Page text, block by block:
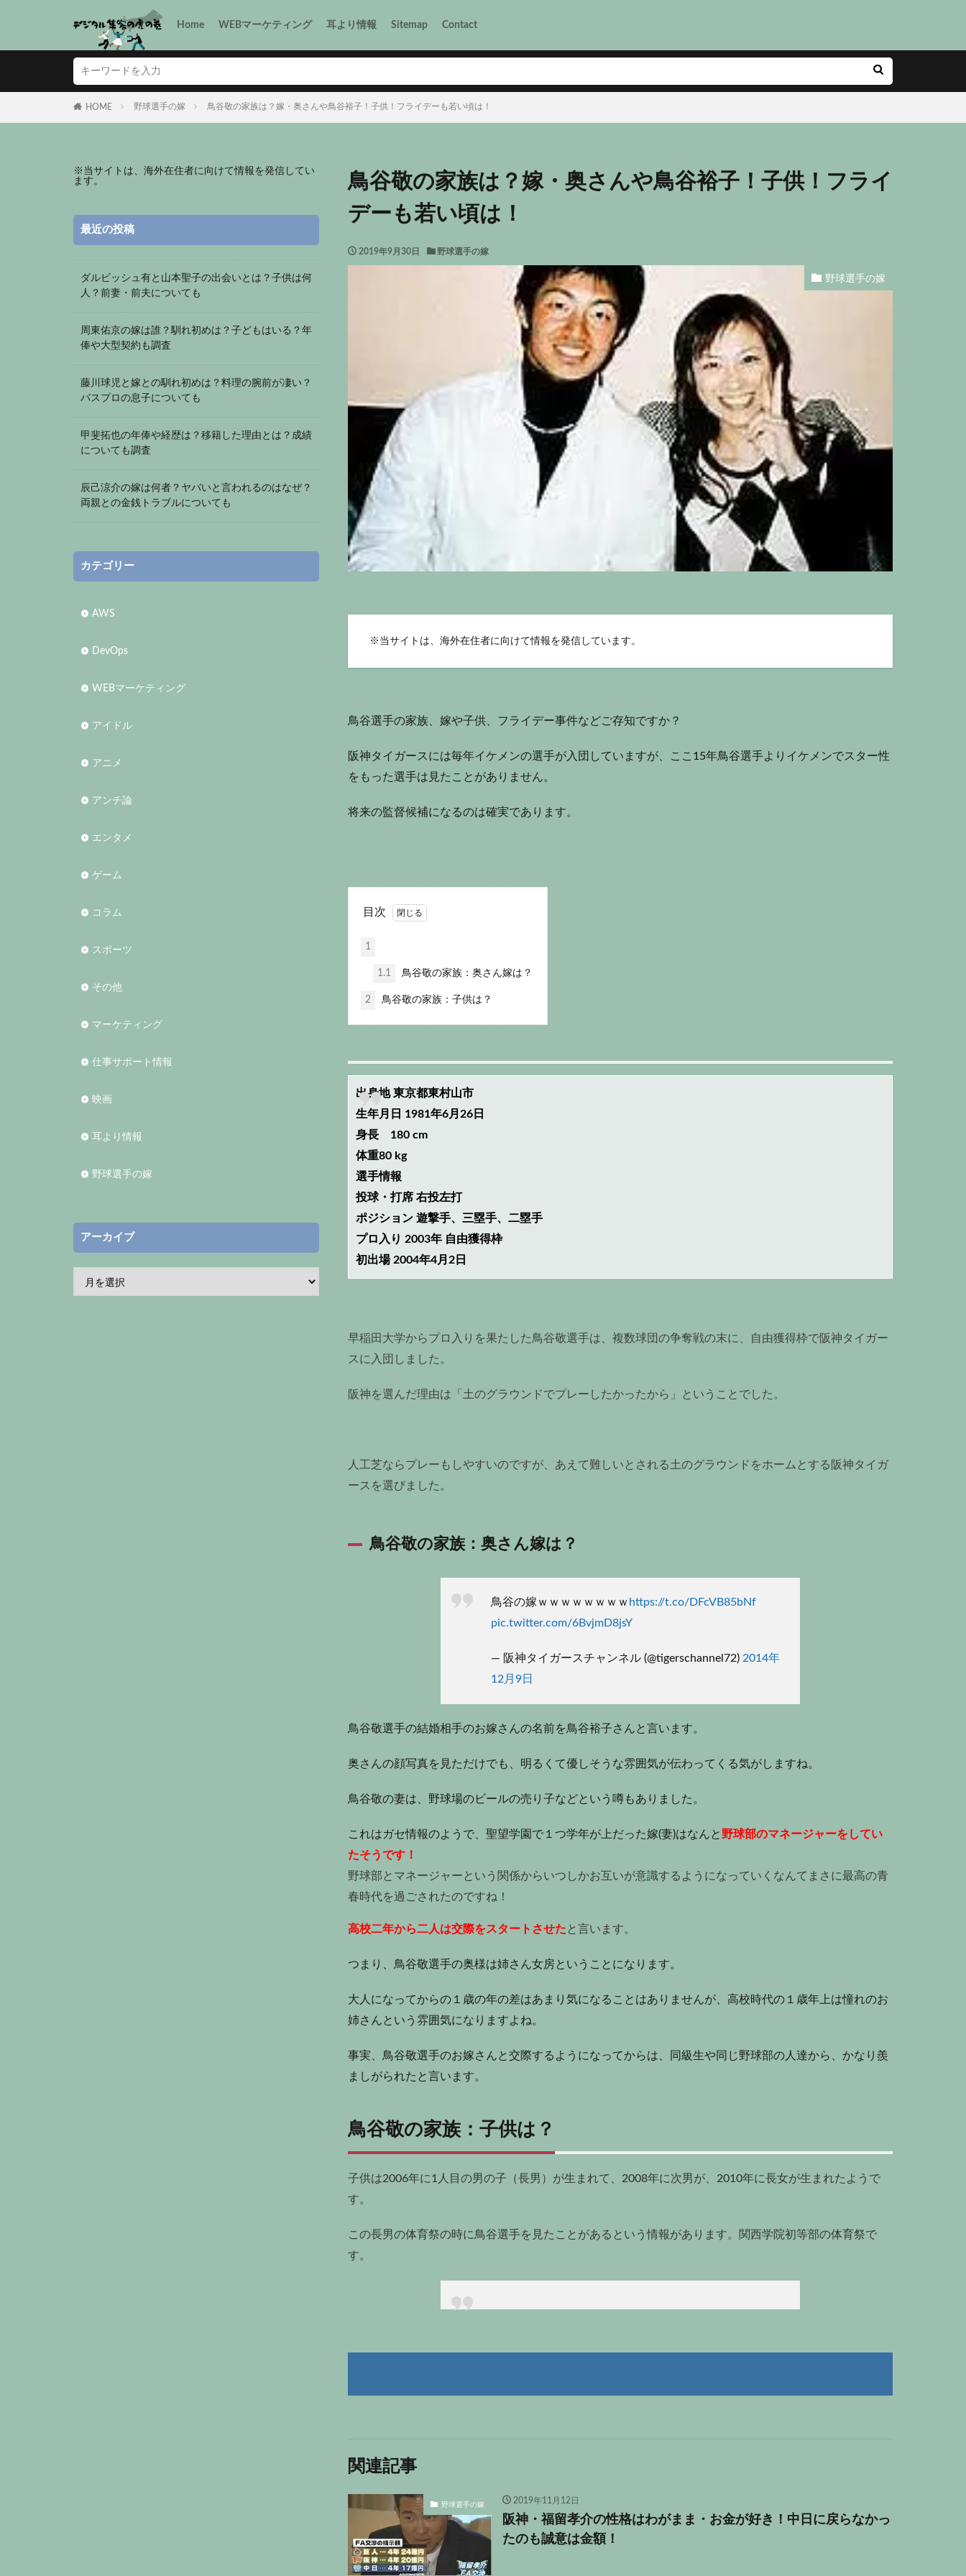
Home WEBマーケティング 耳より情報 Sitemap Contact
HOME 野球選手の嫁 鳥谷敬の家族は？嫁・奥さんや鳥谷裕子！子供！フライデーも若い頃は！
鳥谷敬の家族は？嫁・奥さんや鳥谷裕子！子供！フライ
デーも若い頃は！
2019年9月30日 野球選手の嫁
野球選手の嫁
※ 当サイトは、海外在住者に向けて情報を発信しています。
鳥谷選手の家族、嫁や子供、フライデー事件などご存知ですか？
阪神タイガースには毎年イケメンの選手が入団していますが、ここ 15年鳥谷選手よりイケメンでスター性
をもった選手は見たことがありません。
将来の監督候補になるのは確実であり ます。
目次
1
1.1 鳥谷敬の家族：奥さん嫁は？
2 鳥谷敬の家族：子供は？
出身地 東京都東村山市
生年月日 1981年6月26日
身長 180 cm
体重80 kg
選手情報
投球・打席 右投左打
ポジション 遊撃手、三塁手、二塁手
プロ入り 2003年 自由獲得枠
初出場 2004年4月2日
早稲田大学からプロ入りを果たした鳥谷敬選手は、複数球団の争奪戦の末に、自由獲得枠で阪神タイガー
スに入団しました。
阪神を選んだ理由は「土のグラウンドでプレーしたかったから」ということでした。
人工芝ならプレーもしやすいのですが、あえて難しいとされる土のグラウンドをホームとする阪神タイガ
ースを選びました。
鳥谷敬の家族：奥さん嫁は？
鳥谷の嫁ｗｗｗｗｗｗｗｗ https://t.co/DFcVB85bNf
pic.twitter.com/6BvjmD8jsY
— 阪神タイガースチャンネル (@tigerschannel72) 2014年
12月9日
鳥谷敬選手の結婚相手のお嫁さんの名前を鳥谷裕子さんと言います。
奥さんの顔写真を見ただけでも、明るくて優しそうな雰囲気が伝わってくる気がしますね。
鳥谷敬の妻は、野球場のビールの売り子などという噂もありました。
これはガセ情報のようで、聖望学園で１つ学年が上だった嫁(妻)はなんと野球部のマネージャーをしてい
たそうです！
野球部とマネージャーという関係からいつしかお互いが意識するようになっていくなんてまさに最高の青
春時代を過ごされたのですね！
高校二年から二人は交際をスタートさせた と言います。
つまり、鳥谷敬選手の奥様は姉さん女房ということになります。
大人になってからの１歳の年の差はあまり気になることはありませんが、高校時代の１歳年上は憧れのお
姉さんという雰囲気になりますよね。
事実、鳥谷敬選手のお嫁さんと交際するようになってからは、同級生や同じ野球部の人達から、かなり羨
ましがられたと言います。
鳥谷敬の家族：子供は？
子供は2006年に1人目の男の子（長男）が生まれて、 2008年に次男が、 2010年に長女が生まれたようで
す。
この長男の体育祭の時に鳥谷選手を見たことがあるという情報があります。関西学院初等部の体育祭で
す。
関連記事
野球選手の嫁 2019年11月12日
阪神・福留孝介の性格はわがまま・お金が好き！中日に戻らなかっ
たのも誠意は金額！
※ 当サイトは、海外在住者に向けて情報を発信してい
ます。
最近の投稿
ダルビッシュ有と山本聖子の出会いとは？子供は何
人？前妻・前夫についても
周東佑京の嫁は誰？馴れ初めは？子どもはいる？年
俸や大型契約も調査
藤川球児と嫁との馴れ初めは？料理の腕前が凄い？
バスプロの息子についても
甲斐拓也の年俸や経歴は？移籍した理由とは？成績
についても調査
辰己涼介の嫁は何者？ヤバいと言われるのはなぜ？
両親との金銭トラブルについても
カテゴリー
AWS
DevOps
WEBマーケティング
アイドル
アニメ
アンチ論
エンタメ
ゲーム
コラム
スポーツ
その他
マーケティング
仕事サポート情報
映画
耳より情報
野球選手の嫁
アーカイブ